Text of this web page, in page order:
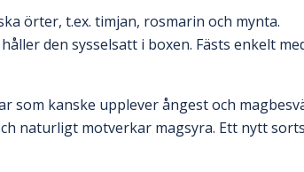
örter, t.ex. timjan, rosmarin och mynta.
den sysselsatt i boxen. Fästs enkelt
som kanske upplever ångest och
naturligt motverkar magsyra. Ett nytt